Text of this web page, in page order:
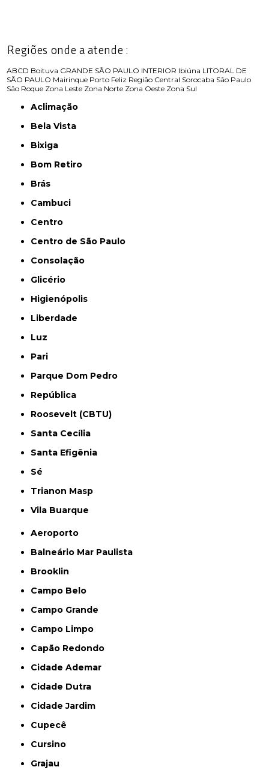
Regiões onde a atende :
ABCD Boituva GRANDE SÃO PAULO INTERIOR Ibiúna LITORAL DE
SÃO PAULO Mairinque Porto Feliz Região Central Sorocaba São Paulo
São Roque Zona Leste Zona Norte Zona Oeste Zona Sul
Aclimação
Bela Vista
Bixiga
Bom Retiro
Brás
Cambuci
Centro
Centro de São Paulo
Consolação
Glicério
Higienópolis
Liberdade
Luz
Pari
Parque Dom Pedro
República
Roosevelt (CBTU)
Santa Cecília
Santa Efigênia
Sé
Trianon Masp
Vila Buarque
Aeroporto
Balneário Mar Paulista
Brooklin
Campo Belo
Campo Grande
Campo Limpo
Capão Redondo
Cidade Ademar
Cidade Dutra
Cidade Jardim
Cupecê
Cursino
Grajau